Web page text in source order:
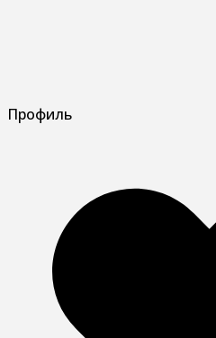
Профиль